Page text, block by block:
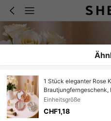
1 Stück eleganter Rose
Geburtstagsgeschenk
Einheitsgröße
CHF1,18